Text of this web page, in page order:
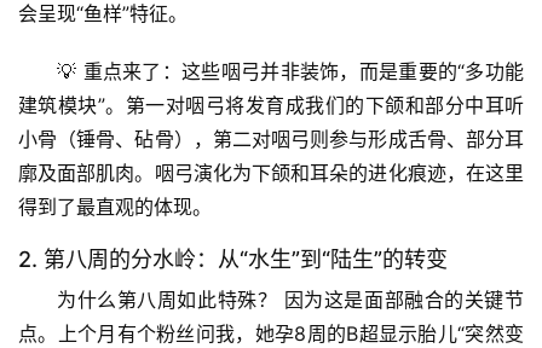
会呈现“鱼样”特征。
💡 重点来了：这些咽弓并非装饰，而是重要的“多功能
建筑模块”。第一对咽弓将发育成我们的下颌和部分中耳听
小骨（锤骨、砧骨），第二对咽弓则参与形成舌骨、部分耳
廓及面部肌肉。 咽弓演化为下颌和耳朵的进化痕迹，在这里
得到了最直观的体现。
2. 第八周的分水岭：从“水生”到“陆生”的转变
为什么第八周如此特殊？
因为这是面部融合的关键节
点。上个月有个粉丝问我，她孕8周的B超显示胎儿“突然变